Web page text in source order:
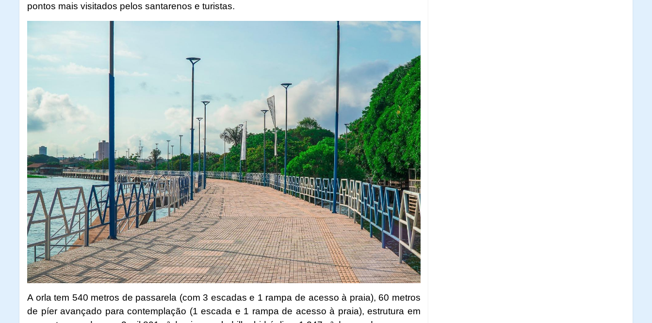
pontos mais visitados pelos santarenos e turistas.
A orla tem 540 metros de passarela (com 3 escadas e 1 rampa de acesso à praia), 60 metros
de píer avançado para contemplação (1 escada e 1 rampa de acesso à praia), estrutura em